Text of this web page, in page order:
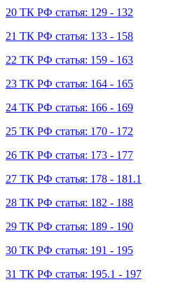
20 ТК РФ статья: 129 - 132
21 ТК РФ статья: 133 - 158
22 ТК РФ статья: 159 - 163
23 ТК РФ статья: 164 - 165
24 ТК РФ статья: 166 - 169
25 ТК РФ статья: 170 - 172
26 ТК РФ статья: 173 - 177
27 ТК РФ статья: 178 - 181.1
28 ТК РФ статья: 182 - 188
29 ТК РФ статья: 189 - 190
30 ТК РФ статья: 191 - 195
31 ТК РФ статья: 195.1 - 197